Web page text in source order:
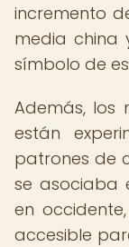
incremento
media china
símbolo de
Además, los
están
patrones de
se asociaba
en
accesible